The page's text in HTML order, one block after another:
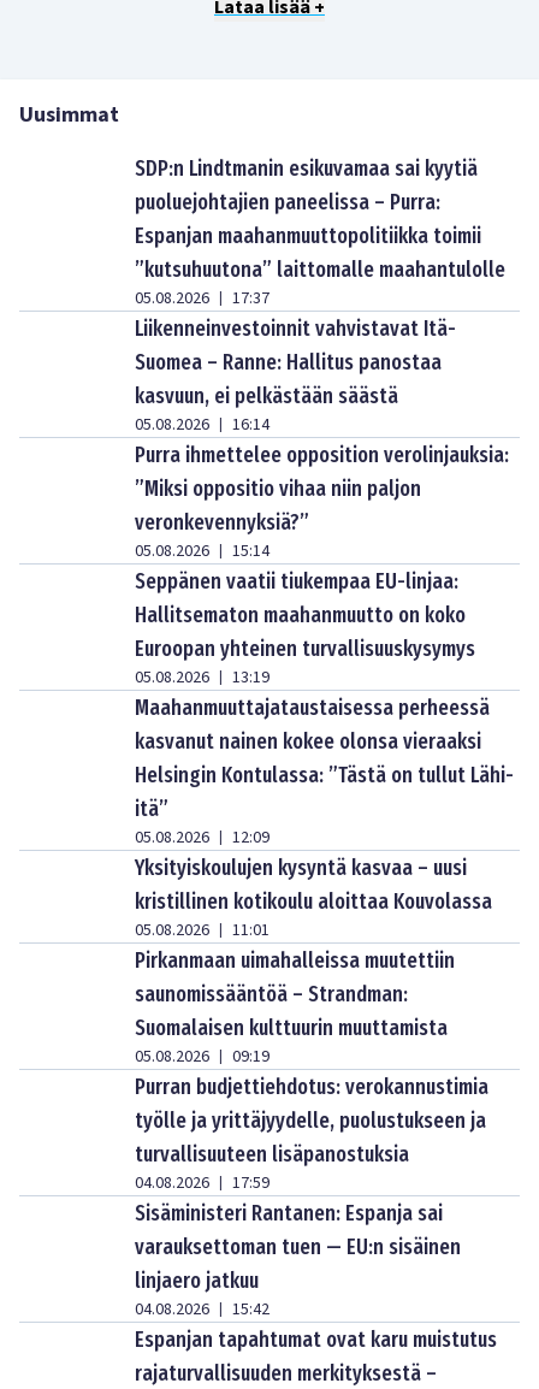
Lataa lisää +
Uusimmat
SDP:n Lindtmanin esikuvamaa sai kyytiä
puoluejohtajien paneelissa – Purra:
Espanjan maahanmuuttopolitiikka toimii
”kutsuhuutona” laittomalle maahantulolle
05.08.2026 | 17:37
Liikenneinvestoinnit vahvistavat Itä-
Suomea – Ranne: Hallitus panostaa
kasvuun, ei pelkästään säästä
05.08.2026 | 16:14
Purra ihmettelee opposition verolinjauksia:
”Miksi oppositio vihaa niin paljon
veronkevennyksiä?”
05.08.2026 | 15:14
Seppänen vaatii tiukempaa EU-linjaa:
Hallitsematon maahanmuutto on koko
Euroopan yhteinen turvallisuuskysymys
05.08.2026 | 13:19
Maahanmuuttajataustaisessa perheessä
kasvanut nainen kokee olonsa vieraaksi
Helsingin Kontulassa: ”Tästä on tullut Lähi-
itä”
05.08.2026 | 12:09
Yksityiskoulujen kysyntä kasvaa – uusi
kristillinen kotikoulu aloittaa Kouvolassa
05.08.2026 | 11:01
Pirkanmaan uimahalleissa muutettiin
saunomissääntöä – Strandman:
Suomalaisen kulttuurin muuttamista
05.08.2026 | 09:19
Purran budjettiehdotus: verokannustimia
työlle ja yrittäjyydelle, puolustukseen ja
turvallisuuteen lisäpanostuksia
04.08.2026 | 17:59
Sisäministeri Rantanen: Espanja sai
varauksettoman tuen — EU:n sisäinen
linjaero jatkuu
04.08.2026 | 15:42
Espanjan tapahtumat ovat karu muistutus
rajaturvallisuuden merkityksestä –